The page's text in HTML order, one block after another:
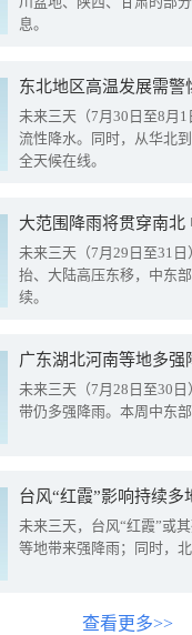
息。
东北地区高温发展需
未来三天（7月30日至8月
流性降水。同时，从华北
全天候在线。
大范围降雨将贯穿南
未来三天（7月29日至31
抬、大陆高压东移，中东
续。
广东湖北河南等地多
未来三天（7月28日至30
带仍多强降雨。本周中东
台风“红霞”影响持续
未来三天，台风“红霞”或
等地带来强降雨；同时，
查看更多>>